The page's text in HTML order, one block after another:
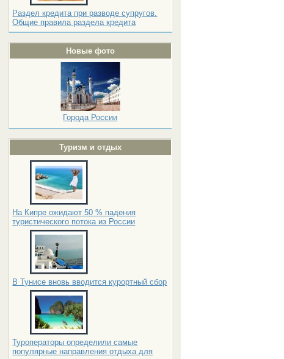
Раздел кредита при разводе супругов.
Общие правила раздела кредита
Новые фото
Города России
Туризм и отдых
На Кипре ожидают 50 % падения
туристического потока из России
В Тунисе вновь вводится курортный сбор
Туроператоры определили самые
популярные направления отдыха для